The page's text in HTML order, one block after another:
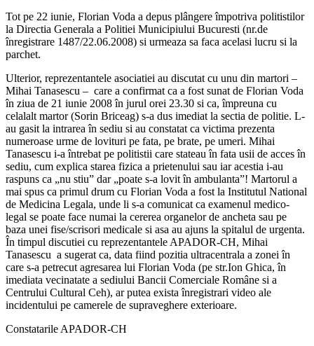
Tot pe 22 iunie, Florian Voda a depus plângere împotriva politistilor
la Directia Generala a Politiei Municipiului Bucuresti (nr.de
înregistrare 1487/22.06.2008) si urmeaza sa faca acelasi lucru si la
parchet.
Ulterior, reprezentantele asociatiei au discutat cu unu din martori –
Mihai Tanasescu – care a confirmat ca a fost sunat de Florian Voda
în ziua de 21 iunie 2008 în jurul orei 23.30 si ca, împreuna cu
celalalt martor (Sorin Briceag) s-a dus imediat la sectia de politie. L-
au gasit la intrarea în sediu si au constatat ca victima prezenta
numeroase urme de lovituri pe fata, pe brate, pe umeri. Mihai
Tanasescu i-a întrebat pe politistii care stateau în fata usii de acces în
sediu, cum explica starea fizica a prietenului sau iar acestia i-au
raspuns ca „nu stiu” dar „poate s-a lovit în ambulanta”! Martorul a
mai spus ca primul drum cu Florian Voda a fost la Institutul National
de Medicina Legala, unde li s-a comunicat ca examenul medico-
legal se poate face numai la cererea organelor de ancheta sau pe
baza unei fise/scrisori medicale si asa au ajuns la spitalul de urgenta.
În timpul discutiei cu reprezentantele APADOR-CH, Mihai
Tanasescu a sugerat ca, data fiind pozitia ultracentrala a zonei în
care s-a petrecut agresarea lui Florian Voda (pe str.Ion Ghica, în
imediata vecinatate a sediului Bancii Comerciale Române si a
Centrului Cultural Ceh), ar putea exista înregistrari video ale
incidentului pe camerele de supraveghere exterioare.
Constatarile APADOR-CH